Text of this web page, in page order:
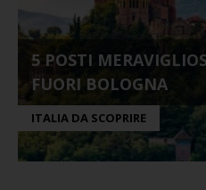
5 POSTI
FUORI BOLOGNA
ITALIA DA SCOPRIRE